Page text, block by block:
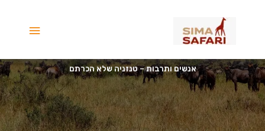
אנשים ותרבות – טנזניה שלא הכרתם